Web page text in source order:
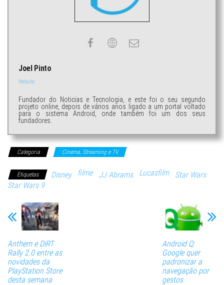
Joel Pinto
Website
Fundador do Noticias e Tecnologia, e este foi o seu segundo
projeto online, depois de vários anos ligado a um portal voltado
para o sistema Android, onde também foi um dos seus
fundadores.
Categoria Cinema, Streaming e TV
Etiquetas Disney filme JJ Abrams Lucasfilm
Star Wars
Star Wars 9
Anthem e DiRT
Rally 2.0 entre as
novidades da
PlayStation Store
desta semana
Android Q:
Google quer
padronizar a
navegação por
gestos